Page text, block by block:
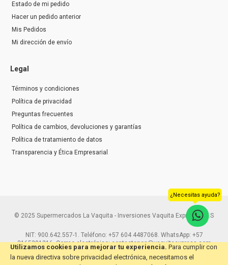
Utilizamos cookies para mejorar tu experiencia. Para cumplir con
la nueva directiva sobre privacidad electrónica, necesitamos el
Estado de mi pedido
Hacer un pedido anterior
Mis Pedidos
Mi dirección de envío
Legal
Términos y condiciones
Política de privacidad
Preguntas frecuentes
Política de cambios, devoluciones y garantías
Política de tratamiento de datos
Transparencia y Ética Empresarial
© 2025 Supermercados La Vaquita - Inversiones Vaquita Express S.A.S
NIT: 900.642.557-1. Teléfono: +57 604 4487068. WhatsApp: +57
3165291216. Correo electrónico: contactenos@vaquitaexpress.com
¿Necesitas ayuda?